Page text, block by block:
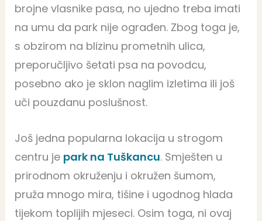
brojne vlasnike pasa, no ujedno treba imati
na umu da park nije ograđen. Zbog toga je,
s obzirom na blizinu prometnih ulica,
preporučljivo šetati psa na povodcu,
posebno ako je sklon naglim izletima ili još
uči pouzdanu poslušnost.
Još jedna popularna lokacija u strogom
centru je park na Tuškancu. Smješten u
prirodnom okruženju i okružen šumom,
pruža mnogo mira, tišine i ugodnog hlada
tijekom toplijih mjeseci. Osim toga, ni ovaj